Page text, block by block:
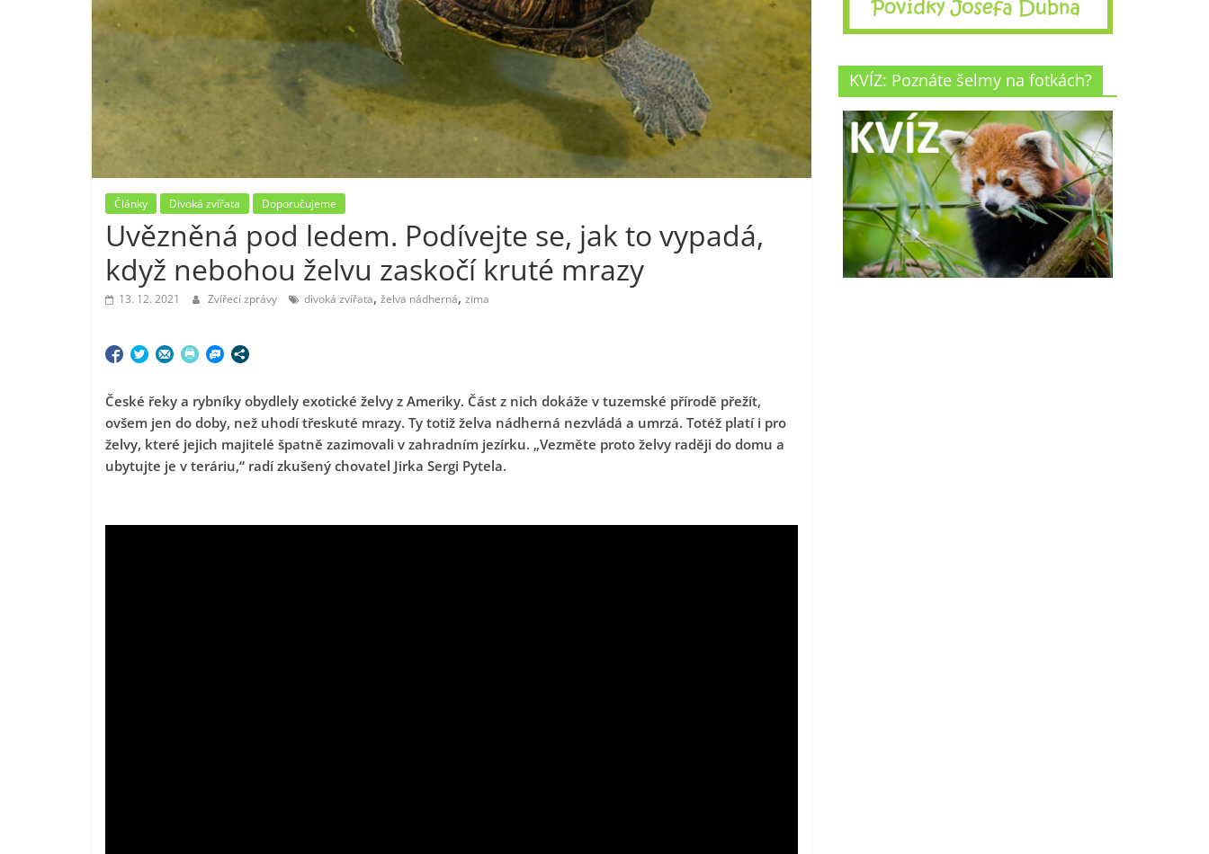
Články Divoká zvířata Doporučujeme
Uvězněná pod ledem. Podívejte se, jak to vypadá,
když nebohou želvu zaskočí kruté mrazy
13. 12. 2021 Zvířecí zprávy divoká zvířata, želva nádherná, zima
České řeky a rybníky obydlely exotické želvy z Ameriky. Část z nich dokáže v tuzemské přírodě přežít,
ovšem jen do doby, než uhodí třeskuté mrazy. Ty totiž želva nádherná nezvládá a umrzá. Totéž platí i pro
želvy, které jejich majitelé špatně zazimovali v zahradním jezírku. „Vezměte proto želvy raději do domu a
ubytujte je v teráriu,“ radí zkušený chovatel Jirka Sergi Pytela.
KVÍZ: Poznáte šelmy na fotkách?